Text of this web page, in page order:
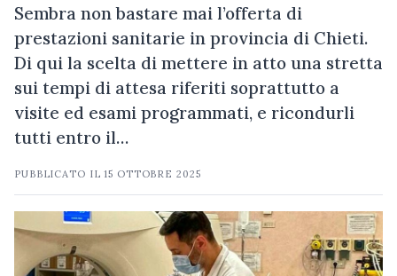
Sembra non bastare mai l’offerta di
prestazioni sanitarie in provincia di Chieti.
Di qui la scelta di mettere in atto una stretta
sui tempi di attesa riferiti soprattutto a
visite ed esami programmati, e ricondurli
tutti entro il…
PUBBLICATO IL15 OTTOBRE 2025